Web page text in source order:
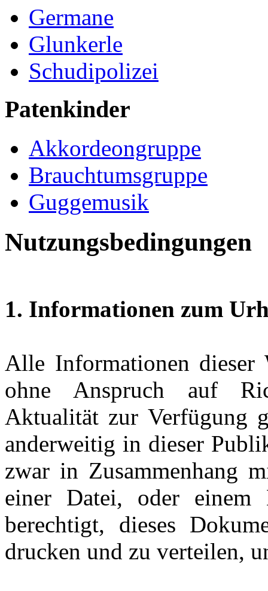
Germane
Glunkerle
Schudipolizei
Patenkinder
Akkordeongruppe
Brauchtumsgruppe
Guggemusik
Nutzungsbedingungen
1. Informationen zum
Alle Informationen dieser
ohne Anspruch auf
Aktualität zur Verfügung
anderweitig in dieser
zwar in Zusammenhang
einer Datei, oder einem
berechtigt, dieses
drucken und zu verteilen,